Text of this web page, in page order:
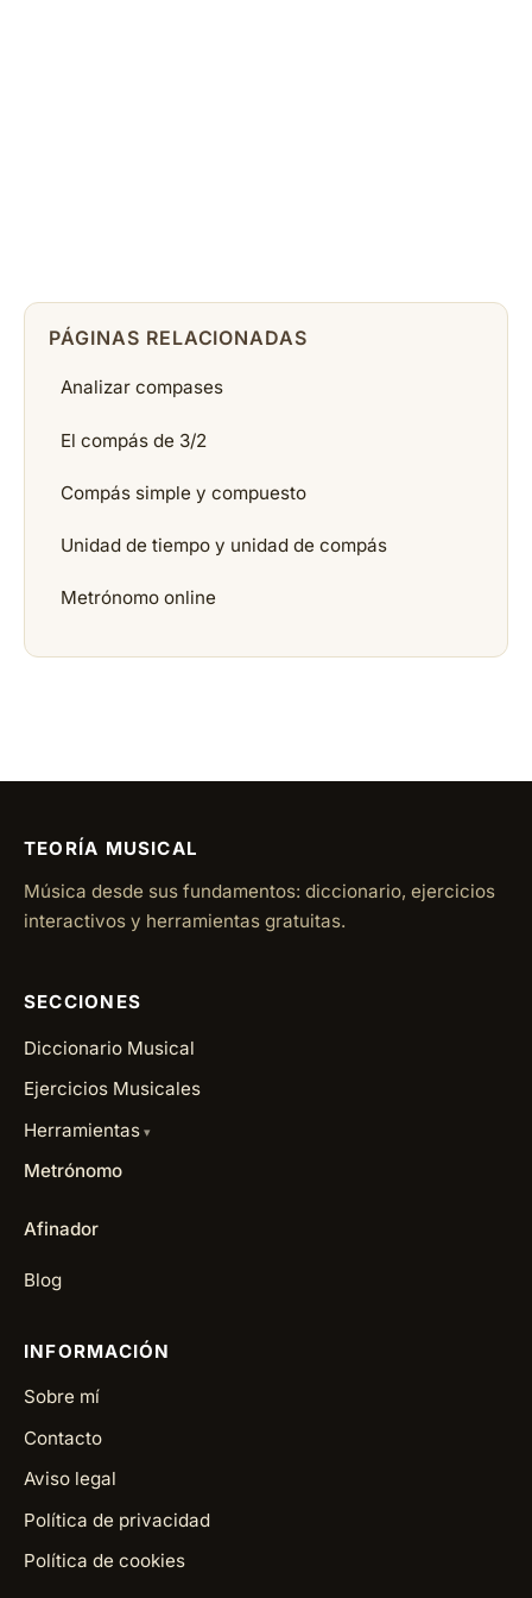
PÁGINAS RELACIONADAS
Analizar compases
El compás de 3/2
Compás simple y compuesto
Unidad de tiempo y unidad de compás
Metrónomo online
TEORÍA MUSICAL
Música desde sus fundamentos: diccionario, ejercicios
interactivos y herramientas gratuitas.
SECCIONES
Diccionario Musical
Ejercicios Musicales
Herramientas
Metrónomo
Afinador
Blog
INFORMACIÓN
Sobre mí
Contacto
Aviso legal
Política de privacidad
Política de cookies